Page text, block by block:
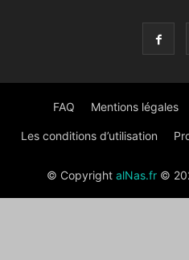
FAQ Mentions légales
Les conditions d’utilisation
© Copyright alNas.fr©